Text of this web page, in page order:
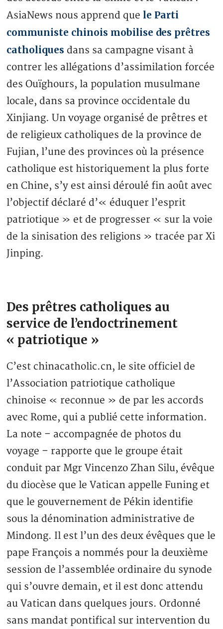
AsiaNews nous apprend que le Parti
communiste chinois mobilise des prêtres
catholiques dans sa campagne visant à
contrer les allégations d’assimilation forcée
des Ouïghours, la population musulmane
locale, dans sa province occidentale du
Xinjiang. Un voyage organisé de prêtres et
de religieux catholiques de la province de
Fujian, l’une des provinces où la présence
catholique est historiquement la plus forte
en Chine, s’y est ainsi déroulé fin août avec
l’objectif déclaré d’« éduquer l’esprit
patriotique » et de progresser « sur la voie
de la sinisation des religions » tracée par Xi
Jinping.
Des prêtres catholiques au
service de l’endoctrinement
« patriotique »
C’est chinacatholic.cn, le site officiel de
l’Association patriotique catholique
chinoise « reconnue » de par les accords
avec Rome, qui a publié cette information.
La note – accompagnée de photos du
voyage – rapporte que le groupe était
conduit par Mgr Vincenzo Zhan Silu, évêque
du diocèse que le Vatican appelle Funing et
que le gouvernement de Pékin identifie
sous la dénomination administrative de
Mindong. Il est l’un des deux évêques que le
pape François a nommés pour la deuxième
session de l’assemblée ordinaire du synode
qui s’ouvre demain, et il est donc attendu
au Vatican dans quelques jours. Ordonné
sans mandat pontifical sur intervention du